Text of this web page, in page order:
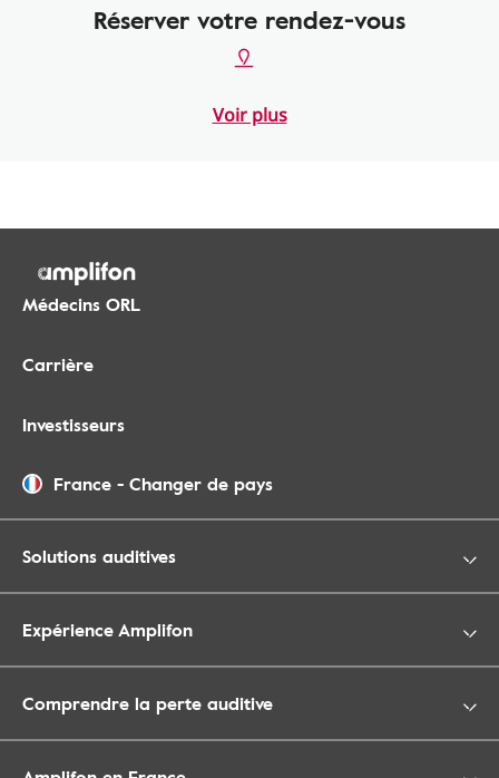
Réserver votre rendez-vous
Voir plus
Médecins ORL
Carrière
Investisseurs
France - Changer de pays
Solutions auditives
Expérience Amplifon
Comprendre la perte auditive